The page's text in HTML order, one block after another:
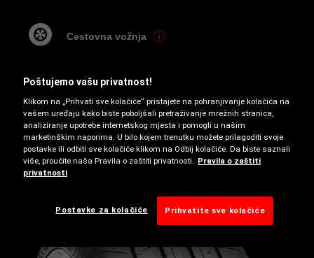
Cestovna vožnja
Zaštita naplatka
Tehničke značajke možda vrijede samo za neke
dimenzije, stoga upotrijebite naš pretraživač guma da
Poštujemo vašu privatnost!
Klikom na „Prihvati sve kolačiće“ pristajete na pohranjivanje kolačića na
vašem uređaju kako biste poboljšali pretraživanje mrežnih stranica,
analiziranje upotrebe internetskog mjesta i pomogli u našim
marketinškim naporima. U bilo kojem trenutku možete prilagoditi svoje
postavke ili odbiti sve kolačiće klikom na Odbij kolačiće. Da biste saznali
više, proučite naša Pravila o zaštiti privatnosti. Pravila o zaštiti
privatnosti
Postavke za kolačiće Prihvatite sve kolačiće